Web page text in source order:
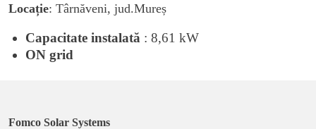
Locație: Târnăveni, jud.Mureș
Capacitate instalată : 8,61 kW
ON grid
Fomco Solar Systems